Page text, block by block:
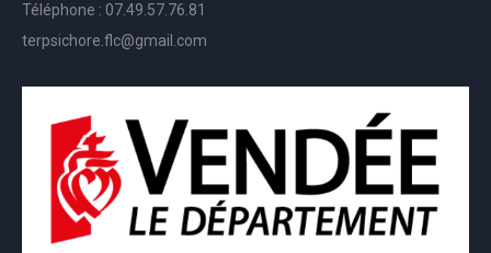
Téléphone : 07.49.57.76.81
terpsichore.flc@gmail.com